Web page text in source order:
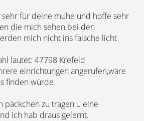
für deine mühe und hoffe sehr
die mich sehen bei den
mich nicht ins falsche licht
lautet: 47798 Krefeld
einrichtungen angerufen,wäre
finden würde.
päckchen zu tragen u eine
ich hab draus gelernt.